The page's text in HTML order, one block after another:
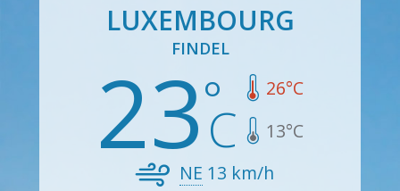
LUXEMBOURG
FINDEL
23 26°C
13°C
NE 13 km/h